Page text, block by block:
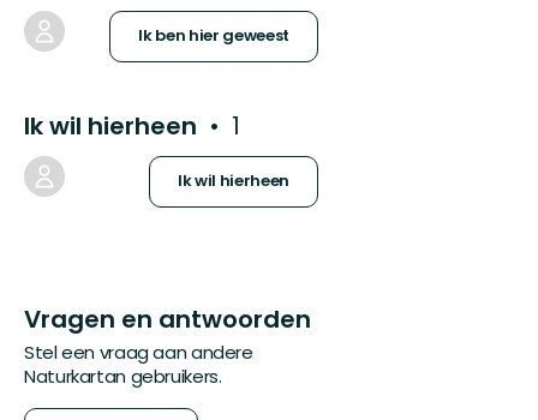
Ik ben hier geweest
Ik wil hierheen 1
Ik wil hierheen
Vragen en antwoorden
Stel een vraag aan andere
Naturkartan gebruikers.